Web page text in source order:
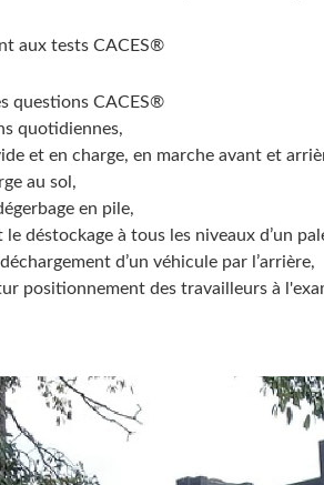
aux tests CACES®
questions CACES®
quotidiennes,
et en charge, en marche avant et
au sol,
en pile,
déstockage à tous les niveaux d’un
d’un véhicule par l’arrière,
positionnement des travailleurs à